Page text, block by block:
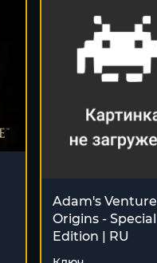
Adam's Venture
Origins - Special
Edition | RU